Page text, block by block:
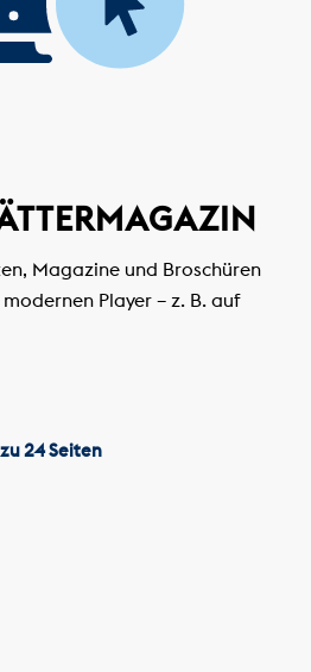
Magazine und Broschüren
Player – z. B. auf
24 Seiten